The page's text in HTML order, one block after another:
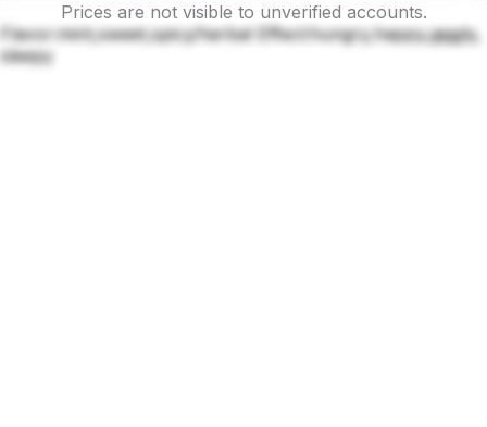
Prices are not visible to unverified accounts.
Flavor:mint,sweet,spicy/herbal Effect:hungry,happy,giggly,
sleepy